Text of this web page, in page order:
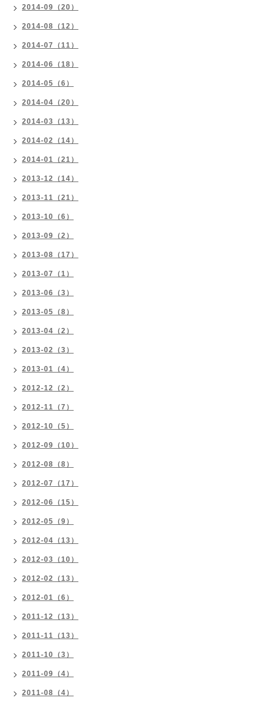
2014-09（20）
2014-08（12）
2014-07（11）
2014-06（18）
2014-05（6）
2014-04（20）
2014-03（13）
2014-02（14）
2014-01（21）
2013-12（14）
2013-11（21）
2013-10（6）
2013-09（2）
2013-08（17）
2013-07（1）
2013-06（3）
2013-05（8）
2013-04（2）
2013-02（3）
2013-01（4）
2012-12（2）
2012-11（7）
2012-10（5）
2012-09（10）
2012-08（8）
2012-07（17）
2012-06（15）
2012-05（9）
2012-04（13）
2012-03（10）
2012-02（13）
2012-01（6）
2011-12（13）
2011-11（13）
2011-10（3）
2011-09（4）
2011-08（4）